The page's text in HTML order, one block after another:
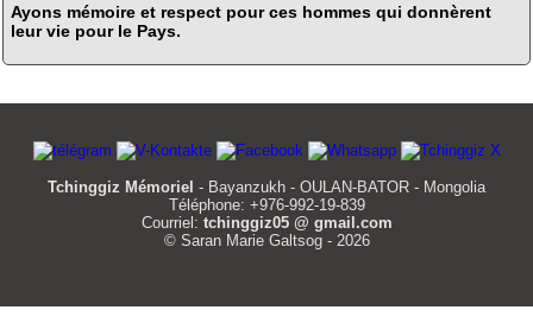
Ayons mémoire et respect pour ces hommes qui donnèrent
leur vie pour le Pays.
Tchinggiz Mémoriel - Bayanzukh - OULAN-BATOR - Mongolia
Téléphone: +976-992-19-839
Courriel: tchinggiz05 @ gmail.com
© Saran Marie Galtsog - 2026